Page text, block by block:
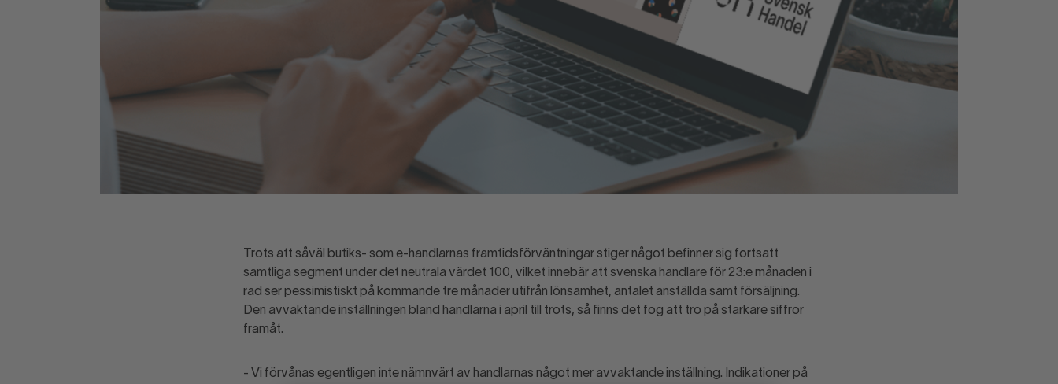
Trots att såväl butiks- som e-handlarnas framtidsförväntningar stiger något befinner sig fortsatt
samtliga segment under det neutrala värdet 100, vilket innebär att svenska handlare för 23:e månaden i
rad ser pessimistiskt på kommande tre månader utifrån lönsamhet, antalet anställda samt försäljning.
Den avvaktande inställningen bland handlarna i april till trots, så finns det fog att tro på starkare siffror
framåt.
- Vi förvånas egentligen inte nämnvärt av handlarnas något mer avvaktande inställning. Indikationer på